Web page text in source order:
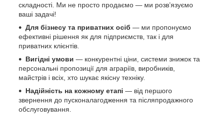
складності. Ми не просто продаємо — ми розв’язуємо
ваші задачі!
Для бізнесу та приватних осіб — ми пропонуємо
ефективні рішення як для підприємств, так і для
приватних клієнтів.
Вигідні умови — конкурентні ціни, системи знижок та
персональні пропозиції для аграріїв, виробників,
майстрів і всіх, хто шукає якісну техніку.
Надійність на кожному етапі — від першого
звернення до пусконалагодження та післяпродажного
обслуговування.